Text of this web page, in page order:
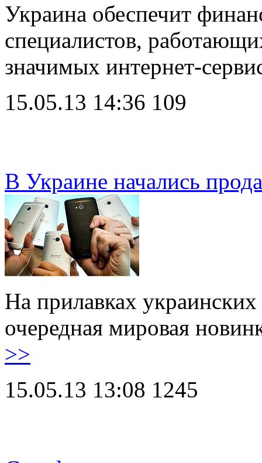
Украина обеспечит
специалистов,
значимых интернет-
15.05.13 14:36 109
В Украине начались
На прилавках
очередная мировая
>>
15.05.13 13:08 1245